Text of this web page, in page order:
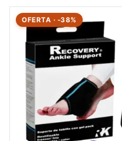
OFERTA · -38%